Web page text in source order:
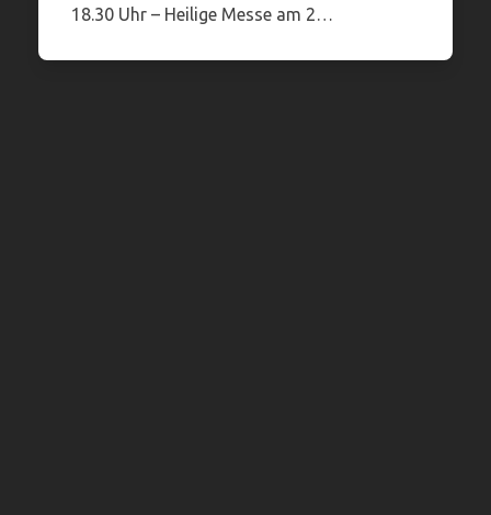
18.30 Uhr – Heilige Messe am 2…